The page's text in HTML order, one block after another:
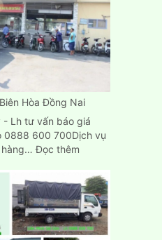
Hòa Đồng Nai
- Lh tư vấn báo giá
0888 600 700Dịch vụ
hàng…Đọc thêm:
tải
chở
hàng
tại
Biên